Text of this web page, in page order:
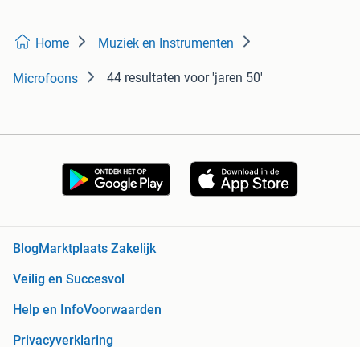
Home Muziek en Instrumenten
Microfoons 44 resultaten voor 'jaren 50'
Blog Marktplaats Zakelijk
Veilig en Succesvol
Help en InfoVoorwaarden
Privacyverklaring